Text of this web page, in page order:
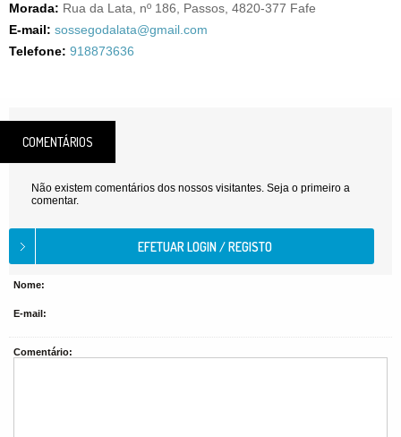
Morada: Rua da Lata, nº 186, Passos, 4820-377 Fafe
E-mail: sossegodalata@gmail.com
Telefone: 918873636
COMENTÁRIOS
Não existem comentários dos nossos visitantes. Seja o primeiro a
comentar.
Nome:
E-mail:
Comentário: